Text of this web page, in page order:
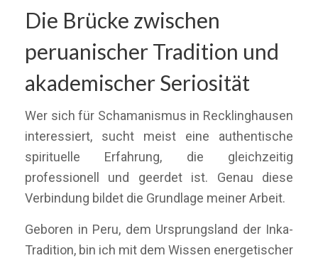
Die Brücke zwischen
peruanischer Tradition und
akademischer Seriosität
Wer sich für Schamanismus in Recklinghausen
interessiert, sucht meist eine authentische
spirituelle Erfahrung, die gleichzeitig
professionell und geerdet ist. Genau diese
Verbindung bildet die Grundlage meiner Arbeit.
Geboren in Peru, dem Ursprungsland der Inka-
Tradition, bin ich mit dem Wissen energetischer